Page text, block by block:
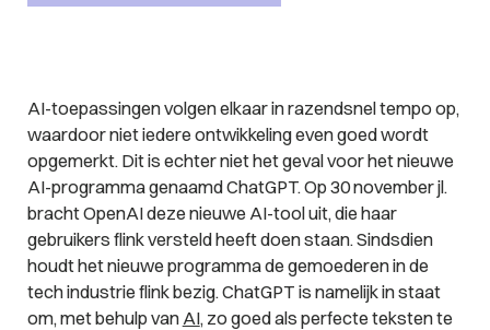
AI-toepassingen volgen elkaar in razendsnel tempo op,
waardoor niet iedere ontwikkeling even goed wordt
opgemerkt. Dit is echter niet het geval voor het nieuwe
AI-programma genaamd ChatGPT. Op 30 november jl.
bracht OpenAI deze nieuwe AI-tool uit, die haar
gebruikers flink versteld heeft doen staan. Sindsdien
houdt het nieuwe programma de gemoederen in de
tech industrie flink bezig. ChatGPT is namelijk in staat
om, met behulp van AI, zo goed als perfecte teksten te